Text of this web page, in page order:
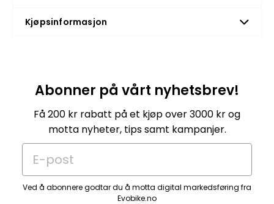
Kjøpsinformasjon
Abonner på vårt nyhetsbrev!
Få 200 kr rabatt på et kjøp over 3000 kr og
motta nyheter, tips samt kampanjer.
E-post
Ved å abonnere godtar du å motta digital markedsføring fra
Evobike.no